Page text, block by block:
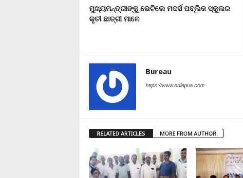
ମୁଖ୍ୟମନ୍ତ୍ରୀଙ୍କୁ ଭେଟିଲେ ମଦର୍ସ ପବ୍ଲିକ ସ୍କୁଲର
କୃତୀ ଛାତ୍ରୀ ମାନେ
Bureau
https://www.odiapua.com
RELATED ARTICLES MORE FROM AUTHOR